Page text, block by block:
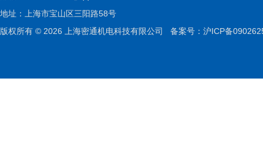
地址：上海市宝山区三阳路58号
版权所有 © 2026 上海密通机电科技有限公司 备案号：沪ICP备